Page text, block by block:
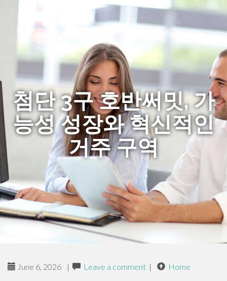
첨단 3구 호반써밋, 가
능성 성장와 혁신적인
거주 구역
June 6, 2026 | Leave a comment | Home